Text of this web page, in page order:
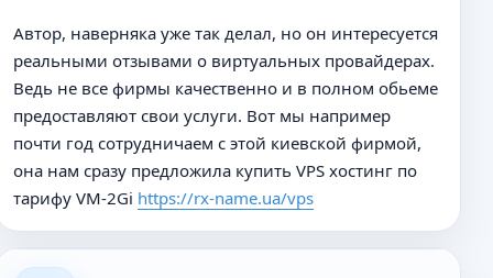
п
р
о
и
т
а
н
о
е
с
Автор, наверняка уже так делал, но он интересуется
реальными отзывами о виртуальных провайдерах.
Ведь не все фирмы качественно и в полном обьеме
предоставляют свои услуги. Вот мы например
почти год сотрудничаем с этой киевской фирмой,
она нам сразу предложила купить VPS хостинг по
тарифу VM-2Gi https://rx-name.ua/vps